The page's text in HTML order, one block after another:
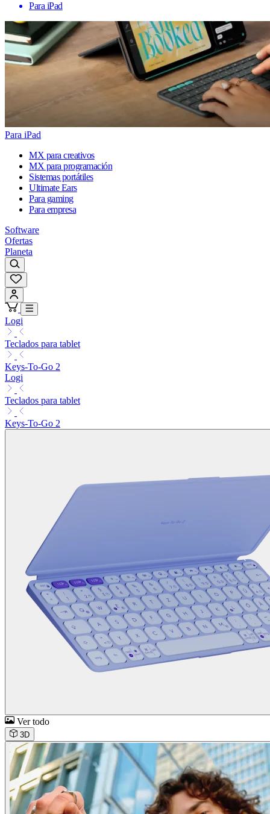
Para iPad
Para iPad
MX para creativos
MX para programación
Sistemas portátiles
Ultimate Ears
Para gaming
Para empresa
Software
Ofertas
Planeta
Logi
Teclados para tablet
Keys-To-Go 2
Logi
Teclados para tablet
Keys-To-Go 2
Ver todo
3D